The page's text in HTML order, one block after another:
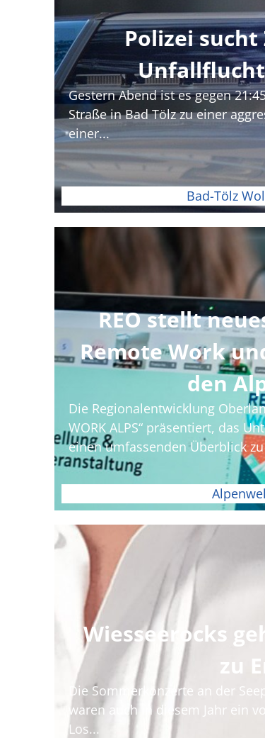
Polizei sucht
Gestern Abend ist es gegen
Straße in Bad Tölz zu einer
einer...
Bad-Tölz
REO stellt
Remote Work
den
Die Regionalentwicklung
WORK ALPS“ präsentiert, das
einen umfassenden Überblick
Wiesseerocks
zu
Die Sommerkonzerte an der
waren auch in diesem Jahr ein
Los...